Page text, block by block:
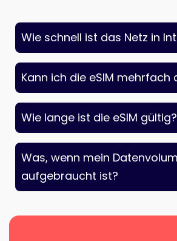
Wie schnell ist das Netz in
Kann ich die eSIM mehrfach
Wie lange ist die eSIM gültig?
Was, wenn mein
aufgebraucht ist?